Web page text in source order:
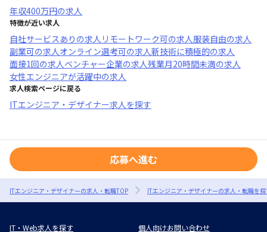
年収400万円の求人
特徴が近い求人
自社サービスあり の求人 リモートワーク可の求人服装自由の求人
副業可の求人オンライン選考可の求人新技術に積極的の求人
面接1回の求人ベンチャー企業の求人残業月20時間未満の求人
女性エンジニアが活躍中の求人
求人検索ページに戻る
ITエンジニア・デザイナー求人を探す
応募へ進む
ITエンジニア・デザイナーの求人・転職TOP ITエンジニア・デザイナーの求人・転職を
IT・Web求人を探す 個人向けお問い合わせ